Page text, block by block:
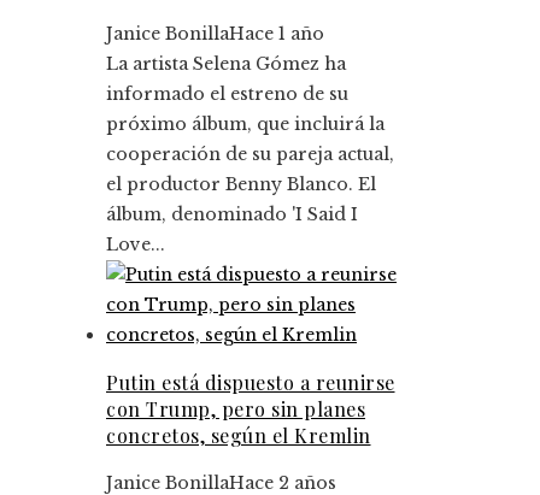
Janice BonillaHace 1 año
La artista Selena Gómez ha
informado el estreno de su
próximo álbum, que incluirá la
cooperación de su pareja actual,
el productor Benny Blanco. El
álbum, denominado 'I Said I
Love...
Putin está dispuesto a reunirse
con Trump, pero sin planes
concretos, según el Kremlin
Janice BonillaHace 2 años